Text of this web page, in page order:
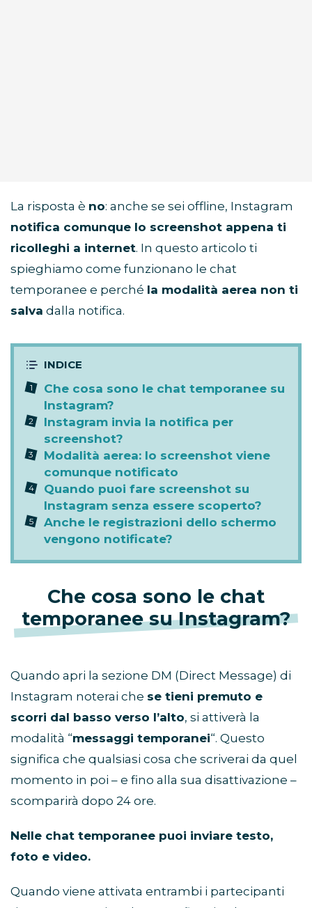
La risposta è no: anche se sei offline, Instagram
notifica comunque lo screenshot appena ti
ricolleghi a internet. In questo articolo ti
spieghiamo come funzionano le chat
temporanee e perché la modalità aerea non ti
salva dalla notifica.
Che cosa sono le chat temporanee su
Instagram?
Instagram invia la notifica per
screenshot?
Modalità aerea: lo screenshot viene
comunque notificato
Quando puoi fare screenshot su
Instagram senza essere scoperto?
Anche le registrazioni dello schermo
vengono notificate?
Che cosa sono le chat
temporanee su Instagram?
Quando apri la sezione DM (Direct Message) di
Instagram noterai che se tieni premuto e
scorri dal basso verso l’alto, si attiverà la
modalità “messaggi temporanei“. Questo
significa che qualsiasi cosa che scriverai da quel
momento in poi – e fino alla sua disattivazione –
scomparirà dopo 24 ore.
Nelle chat temporanee puoi inviare testo,
foto e video.
Quando viene attivata entrambi i partecipanti